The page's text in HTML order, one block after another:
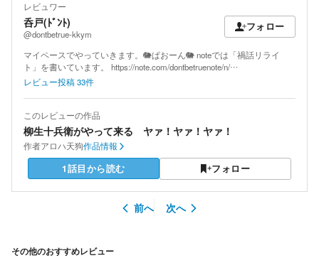
レビュワー
呑戸(ﾄﾞﾝﾄ)
@dontbetrue-kkym
フォロー
マイペースでやっていきます。🐘ぱおーん🐘 noteでは「禍話リライ
ト」を書いています。 https://note.com/dontbetruenote/n/…
レビュー投稿33件
このレビューの作品
柳生十兵衛がやって来る ヤァ！ヤァ！ヤァ！
作者アロハ天狗作品情報
1話目から読む フォロー
前へ 次へ
その他のおすすめレビュー